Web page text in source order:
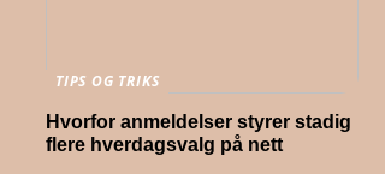
TIPS OG TRIKS
Hvorfor anmeldelser styrer stadig
flere hverdagsvalg på nett